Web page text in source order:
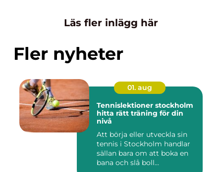
Läs fler inlägg här
Fler nyheter
01. aug
Tennislektioner stockholm
hitta rätt träning för din
nivå
Att börja eller utveckla sin
tennis i Stockholm handlar
sällan bara om att boka en
bana och slå boll...